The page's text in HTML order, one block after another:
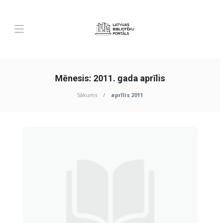
Mēnesis: 2011. gada aprīlis
Sākums aprīlis 2011